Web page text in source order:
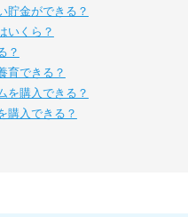
貯金ができる？
いくら？
？
育できる？
を購入できる？
購入できる？